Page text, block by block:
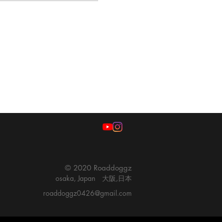
© 2020 Roaddoggz
osaka, Japan 大阪,日本
roaddoggz0426@gmail.com